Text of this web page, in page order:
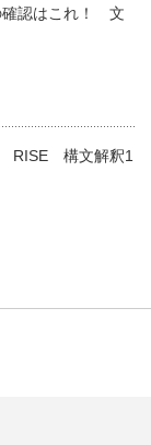
確認はこれ！ 文
RISE 構文解釈1